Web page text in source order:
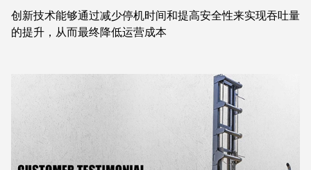
创新技术能够通过减少停机时间和提高安全性来实现吞吐量
的提升，从而最终降低运营成本